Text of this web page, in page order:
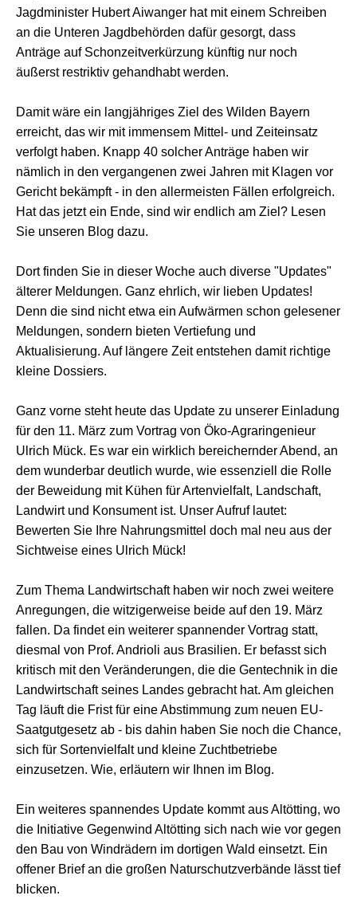
Jagdminister Hubert Aiwanger hat mit einem Schreiben
an die Unteren Jagdbehörden dafür gesorgt, dass
Anträge auf Schonzeitverkürzung künftig nur noch
äußerst restriktiv gehandhabt werden.
Damit wäre ein langjähriges Ziel des Wilden Bayern
erreicht, das wir mit immensem Mittel- und Zeiteinsatz
verfolgt haben. Knapp 40 solcher Anträge haben wir
nämlich in den vergangenen zwei Jahren mit Klagen vor
Gericht bekämpft - in den allermeisten Fällen erfolgreich.
Hat das jetzt ein Ende, sind wir endlich am Ziel? Lesen
Sie unseren Blog dazu.
Dort finden Sie in dieser Woche auch diverse "Updates"
älterer Meldungen. Ganz ehrlich, wir lieben Updates!
Denn die sind nicht etwa ein Aufwärmen schon gelesener
Meldungen, sondern bieten Vertiefung und
Aktualisierung. Auf längere Zeit entstehen damit richtige
kleine Dossiers.
Ganz vorne steht heute das Update zu unserer Einladung
für den 11. März zum Vortrag von Öko-Agraringenieur
Ulrich Mück. Es war ein wirklich bereichernder Abend, an
dem wunderbar deutlich wurde, wie essenziell die Rolle
der Beweidung mit Kühen für Artenvielfalt, Landschaft,
Landwirt und Konsument ist. Unser Aufruf lautet:
Bewerten Sie Ihre Nahrungsmittel doch mal neu aus der
Sichtweise eines Ulrich Mück!
Zum Thema Landwirtschaft haben wir noch zwei weitere
Anregungen, die witzigerweise beide auf den 19. März
fallen. Da findet ein weiterer spannender Vortrag statt,
diesmal von Prof. Andrioli aus Brasilien. Er befasst sich
kritisch mit den Veränderungen, die die Gentechnik in die
Landwirtschaft seines Landes gebracht hat. Am gleichen
Tag läuft die Frist für eine Abstimmung zum neuen EU-
Saatgutgesetz ab - bis dahin haben Sie noch die Chance,
sich für Sortenvielfalt und kleine Zuchtbetriebe
einzusetzen. Wie, erläutern wir Ihnen im Blog.
Ein weiteres spannendes Update kommt aus Altötting, wo
die Initiative Gegenwind Altötting sich nach wie vor gegen
den Bau von Windrädern im dortigen Wald einsetzt. Ein
offener Brief an die großen Naturschutzverbände lässt tief
blicken.